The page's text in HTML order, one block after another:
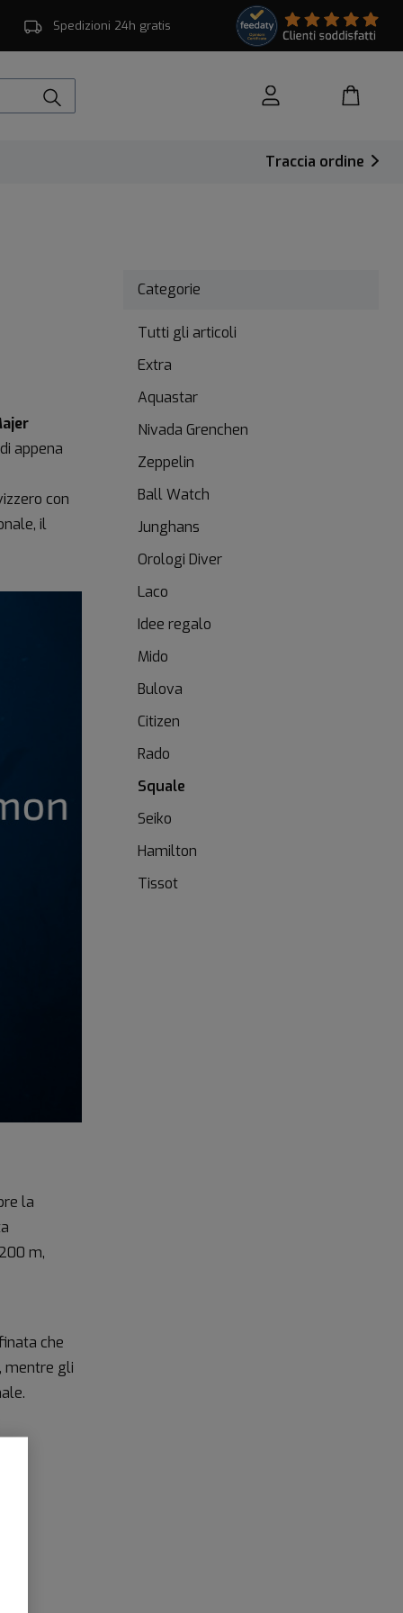
Spedizioni 24h gratis
Traccia ordine
appena
con
il
la
m,
che
mentre gli
Categorie
Tutti gli articoli
Extra
Aquastar
Nivada Grenchen
Zeppelin
Ball Watch
Junghans
Orologi Diver
Laco
Idee regalo
Mido
Bulova
Citizen
Rado
Squale
Seiko
Hamilton
Tissot